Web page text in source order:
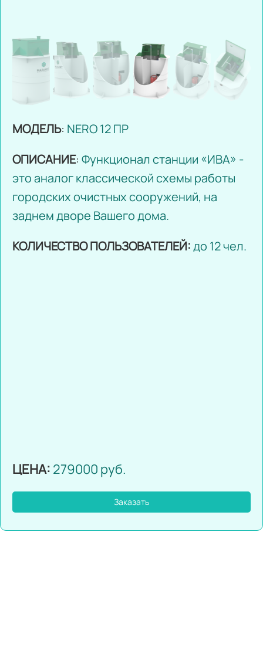
МОДЕЛЬ: NERO 12 ПР
ОПИСАНИЕ: Функционал станции «ИВА» -
это аналог классической схемы работы
городских очистных сооружений, на
заднем дворе Вашего дома.
КОЛИЧЕСТВО ПОЛЬЗОВАТЕЛЕЙ:до 12 чел.
ЦЕНА: 279000 руб.
Заказать